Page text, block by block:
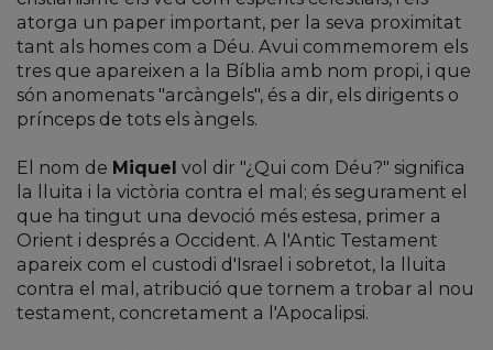
atorga un paper important, per la seva proximitat
tant als homes com a Déu. Avui commemorem els
tres que apareixen a la Bíblia amb nom propi, i que
són anomenats "arcàngels", és a dir, els dirigents o
prínceps de tots els àngels.
El nom de Miquel vol dir "¿Qui com Déu?" significa
la lluita i la victòria contra el mal; és segurament el
que ha tingut una devoció més estesa, primer a
Orient i després a Occident. A l'Antic Testament
apareix com el custodi d'Israel i sobretot, la lluita
contra el mal, atribució que tornem a trobar al nou
testament, concretament a l'Apocalipsi.